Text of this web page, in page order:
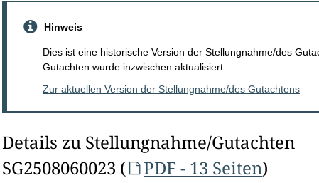
Hinweis
Dies ist eine historische Version der Stellungnahme/des
Gutachten wurde inzwischen aktualisiert.
Zur aktuellen Version der Stellungnahme/des Gutachtens
Details zu Stellungnahme/Gutachten
SG2508060023 (
PDF - 13 Seiten)